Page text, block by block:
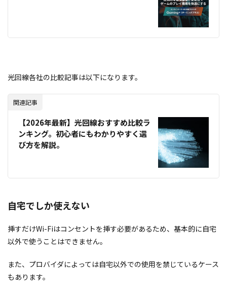
光回線各社の比較記事は以下になります。
関連記事
【2026年最新】光回線おすすめ比較ラ
ンキング。初心者にもわかりやすく選
び方を解説。
自宅でしか使えない
挿すだけWi-Fiはコンセントを挿す必要があるため、基本的に自宅
以外で使うことはできません。
また、プロバイダによっては自宅以外での使用を禁じているケース
もあります。